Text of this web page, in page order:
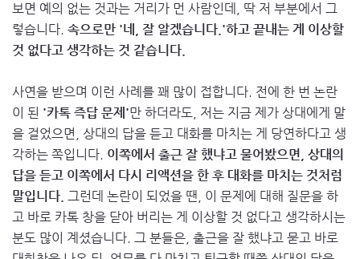
보면 예의 없는 것과는 거리가 먼 사람인데, 딱 저 부분에서 그
렇습니다. 속으로만 '네, 잘 알겠습니다.'하고 끝내는 게 이상할
것 없다고 생각하는 것 같습니다.
사연을 받으며 이런 사례를 꽤 많이 접합니다. 전에 한 번 논란
이 된 '카톡 즉답 문제'만 하더라도, 저는 지금 제가 상대에게 말
을 걸었으면, 상대의 답을 듣고 대화를 마치는 게 당연하다고 생
각하는 쪽입니다. 이쪽에서 출근 잘 했냐고 물어봤으면, 상대의
답을 듣고 이쪽에서 다시 리액션을 한 후 대화를 마치는 것처럼
말입니다. 그런데 논란이 되었을 땐, 이 문제에 대해 질문을 하
고 바로 카톡 창을 닫아 버리는 게 이상할 것 없다고 생각하시는
분도 많이 계셨습니다. 그 분들은, 출근을 잘 했냐고 묻고 바로